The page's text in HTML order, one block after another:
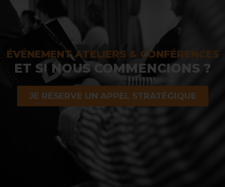
ÉVÉNEMENT ATELIERS & CONFÉRENCES
ET SI NOUS COMMENCIONS ?
JE RÉSERVE UN APPEL STRATÉGIQUE